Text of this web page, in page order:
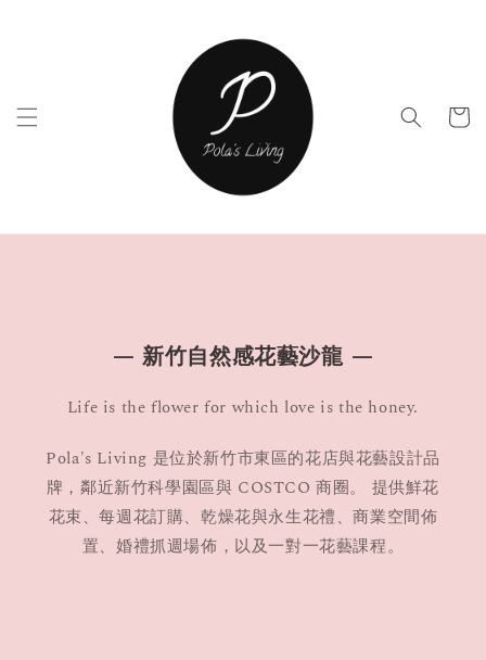
— 新竹自然感花藝沙龍 —
Life is the flower for which love is the honey.
Pola's Living 是位於新竹市東區的花店與花藝設計品
牌，鄰近新竹科學園區與 COSTCO 商圈。 提供鮮花
花束、每週花訂購、乾燥花與永生花禮、商業空間佈
置、婚禮抓週場佈，以及一對一花藝課程。